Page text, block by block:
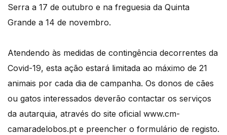
Serra a 17 de outubro e na freguesia da Quinta
Grande a 14 de novembro.
Atendendo às medidas de contingência decorrentes da
Covid-19, esta ação estará limitada ao máximo de 21
animais por cada dia de campanha. Os donos de cães
ou gatos interessados deverão contactar os serviços
da autarquia, através do site oficial www.cm-
camaradelobos.pt e preencher o formulário de registo.